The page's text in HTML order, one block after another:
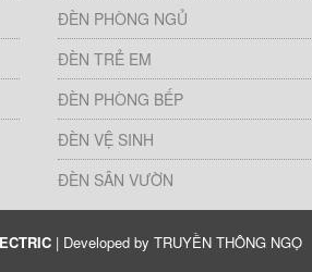
ĐÈN PHÒNG NGỦ
ĐÈN TRẺ EM
ĐÈN PHÒNG BẾP
ĐÈN VỆ SINH
ĐÈN SÂN VƯỜN
| Developed by TRUYỀN THÔNG NGỌ